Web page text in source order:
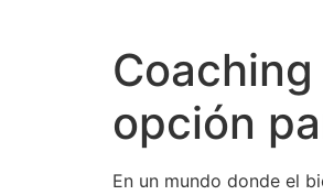
opción
En un mundo donde el